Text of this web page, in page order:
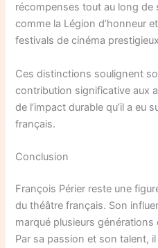
récompenses tout au long de
comme la Légion d’honneur
festivals de cinéma
Ces distinctions soulignent
contribution significative aux
de l’impact durable qu’il a eu
français.
Conclusion
François Périer reste une
du théâtre français. Son
marqué plusieurs générations
Par sa passion et son talent,